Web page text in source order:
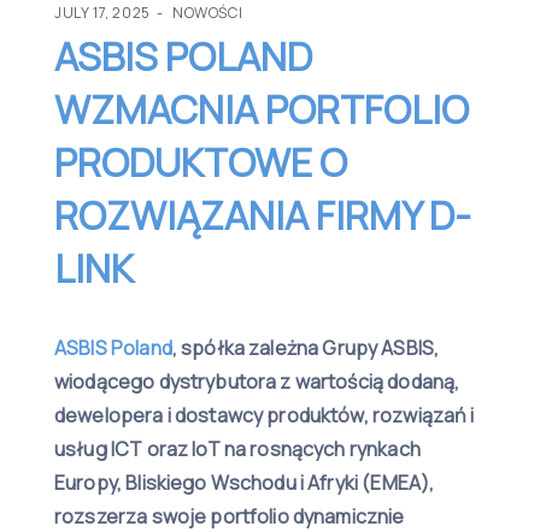
JULY 17, 2025 NOWOŚCI
ASBIS POLAND
WZMACNIA PORTFOLIO
PRODUKTOWE O
ROZWIĄZANIA FIRMY D-
LINK
ASBIS Poland, spółka zależna Grupy ASBIS,
wiodącego dystrybutora z wartością dodaną,
dewelopera i dostawcy produktów, rozwiązań i
usług ICT oraz IoT na rosnących rynkach
Europy, Bliskiego Wschodu i Afryki (EMEA),
rozszerza swoje portfolio dynamicznie